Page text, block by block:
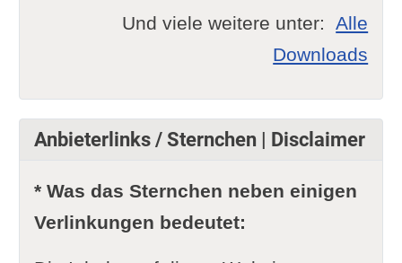
Und viele weitere unter:Alle
Downloads
Anbieterlinks / Sternchen | Disclaimer
* Was das Sternchen neben einigen
Verlinkungen bedeutet: